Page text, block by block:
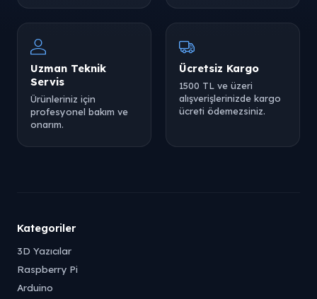
Uzman Teknik
Servis
Ürünleriniz için
profesyonel bakım ve
onarım.
Ücretsiz Kargo
1500 TL ve üzeri
alışverişlerinizde kargo
ücreti ödemezsiniz.
Kategoriler
3D Yazıcılar
Raspberry Pi
Arduino